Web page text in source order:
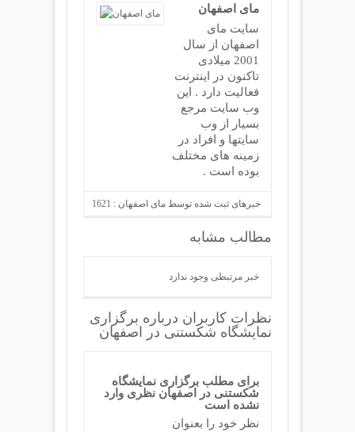
مای اصفهان
سایت مای
اصفهان از سال
2001 میلادی
تاکنون در اینترنت
فعالیت دارد . این
وب سایت مرجع
بسیار از وب
سایتها و افراد در
زمینه های مختلف
بوده است .
خبرهای ثبت شده توسط مای اصفهان : 1621
مطالب مشابه
خبر مرتبطی وجود ندارد
نظرات کاربران درباره برگزاری
نمایشگاه شکستنی در اصفهان
برای مطلب برگزاری نمایشگاه
شکستنی در اصفهان نظری وارد
نشده است
نظر خود را بعنوان